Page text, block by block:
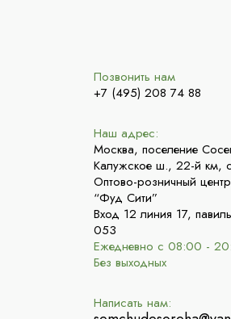
Позвонить нам
+7 (495) 208 74 88
Наш адрес:
Москва, поселение
Калужское ш., 22-й км,
Оптово-розничный центр
“Фуд Сити”
Вход 12 линия 17,
053
Ежедневно с 08:00 -
Без выходных
Написать нам: